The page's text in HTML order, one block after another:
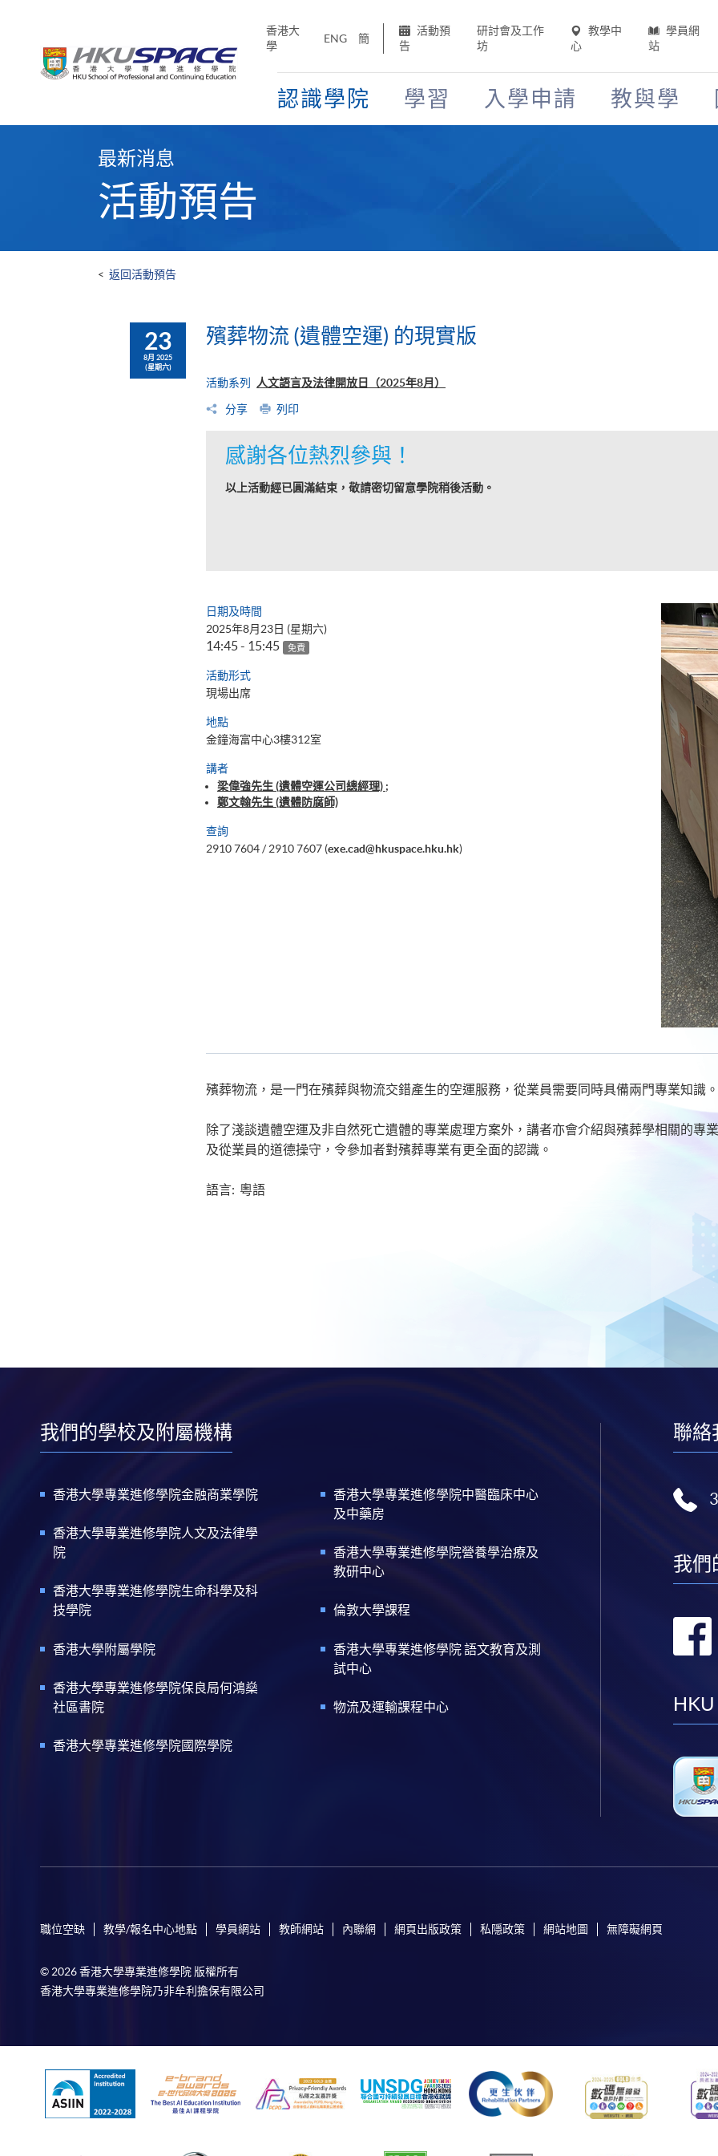
香港大
學
ENG 簡
活動預
告
研討會及工作
坊
教學中
心
學員網
站
認識學院 學習 入學申請 教與學
最新消息
活動預告
< 返回活動預告
23
8月 2025
(星期六)
殯葬物流 (遺體空運) 的現實版
活動系列 人文語言及法律開放日（2025年8月）
分享 列印
感謝各位熱烈參與！
以上活動經已圓滿結束，敬請密切留意學院稍後活動。
日期及時間
2025年8月23日 (星期六)
14:45 - 15:45 免費
活動形式
現場出席
地點
金鐘海富中心3樓312室
講者
梁偉強先生 (遺體空運公司總經理) ;
鄭文翰先生 (遺體防腐師)
查詢
2910 7604 / 2910 7607 (exe.cad@hkuspace.hku.hk)
殯葬物流，是一門在殯葬與物流交錯產生的空運服務，從業員需要同時具備兩門專業知識。
除了淺談遺體空運及非自然死亡遺體的專業處理方案外，講者亦會介紹與殯葬學相關的專
及從業員的道德操守，令參加者對殯葬專業有更全面的認識。
語言: 粵語
我們的學校及附屬機構
香港大學專業進修學院金融商業學院
香港大學專業進修學院人文及法律學
院
香港大學專業進修學院生命科學及科
技學院
香港大學附屬學院
香港大學專業進修學院保良局何鴻燊
社區書院
香港大學專業進修學院國際學院
香港大學專業進修學院中醫臨床中心
及中藥房
香港大學專業進修學院營養學治療及
教研中心
倫敦大學課程
香港大學專業進修學院 語文教育及測
試中心
物流及運輸課程中心
聯絡
我們
HKU
職位空缺 教學/報名中心地點 學員網站 教師網站 內聯網 網頁出版政策 私隱政策 網站地圖 無障礙網頁
© 2026 香港大學專業進修學院 版權所有
香港大學專業進修學院乃非牟利擔保有限公司